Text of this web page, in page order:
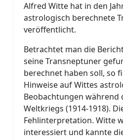
Alfred Witte hat in den
astrologisch berechnete
veröffentlicht.
Betrachtet man die
seine Transneptuner
berechnet haben soll, so
Hinweise auf Wittes
Beobachtungen während
Weltkriegs (1914-1918).
Fehlinterpretation. Witte
interessiert und kannte